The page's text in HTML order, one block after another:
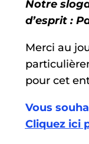
Notre
d’esprit :
Merci au
pour cet
Vous
Cliquez ici